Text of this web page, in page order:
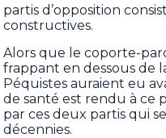
partis d’opposition
constructives.
Alors que le coporte-
frappant en dessous de
Péquistes auraient eu
de santé est rendu à ce
par ces deux partis qui
décennies.